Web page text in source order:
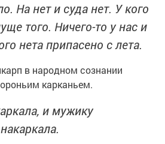
На нет и суда нет. У кого
того. Ничего-то у нас и
нета припасено с лета.
в народном сознании
карканьем.
и мужику